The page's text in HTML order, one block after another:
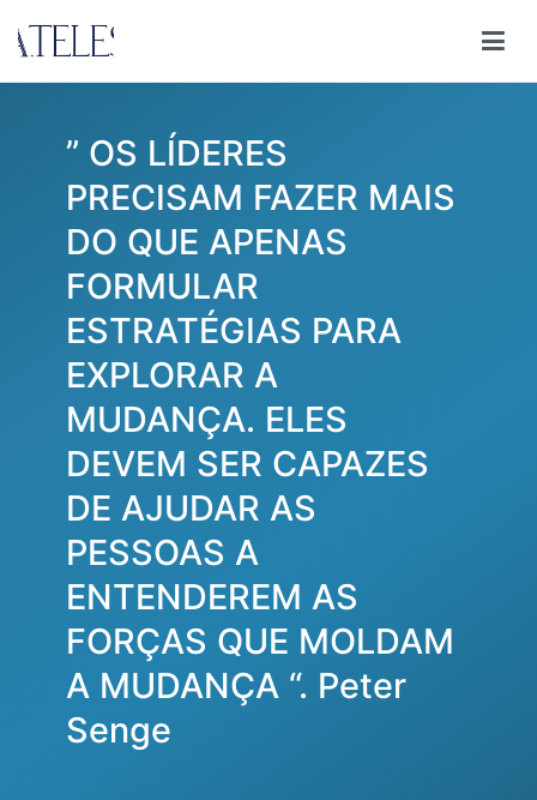
para
” OS LÍDERES
PRECISAM FAZER MAIS
DO QUE APENAS
FORMULAR
ESTRATÉGIAS PARA
EXPLORAR A
MUDANÇA. ELES
DEVEM SER CAPAZES
DE AJUDAR AS
PESSOAS A
ENTENDEREM AS
FORÇAS QUE MOLDAM
A MUDANÇA “. Peter
Senge